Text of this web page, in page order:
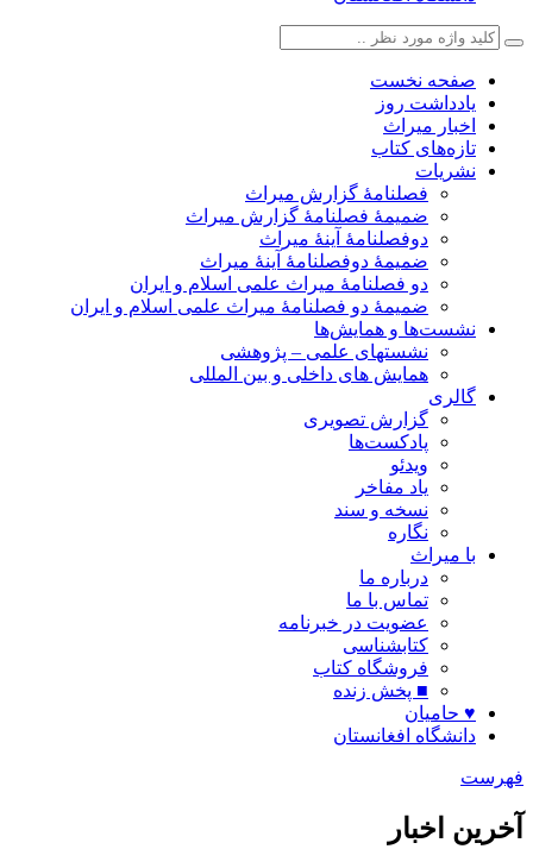
صفحه نخست
یادداشت روز
اخبار میراث
تازه‌های کتاب
نشریات
فصلنامۀ گزارش میراث
ضمیمۀ فصلنامۀ گزارش میراث
دوفصلنامۀ آینۀ میراث
ضمیمۀ دوفصلنامۀ آینۀ میراث
دو فصلنامۀ میراث علمی اسلام و ایران
ضمیمۀ دو فصلنامۀ میراث علمی اسلام و ایران
نشست‌ها و همایش‌ها
نشستهای علمی – پژوهشی
همایش های داخلی و بین المللی
گالری
گزارش تصویری
پادکست‌ها
ویدئو
یاد مفاخر
نسخه و سند
نگاره
با میراث
درباره ما
تماس با ما
عضویت در خبرنامه
کتابشناسی
فروشگاه کتاب
■ پخش زنده
♥ حامیان
دانشگاه افغانستان
فهرست
آخرین اخبار